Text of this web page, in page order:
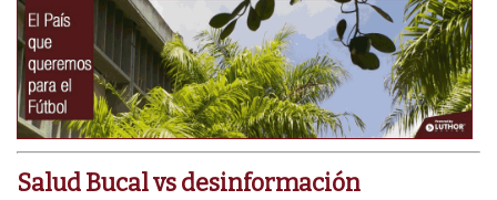
Salud Bucal vs desinformación